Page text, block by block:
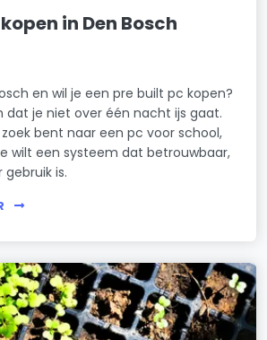
in Den Bosch
en wil je een pre built pc kopen?
dat je niet over één nacht ijs gaat.
bent naar een pc voor school,
wilt een systeem dat betrouwbaar,
gebruik is.